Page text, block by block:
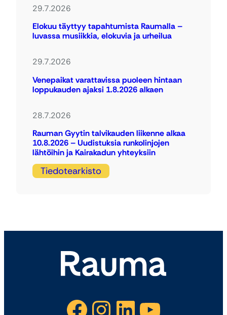
29.7.2026
Elokuu täyttyy tapahtumista Raumalla –
luvassa musiikkia, elokuvia ja urheilua
29.7.2026
Venepaikat varattavissa puoleen hintaan
loppukauden ajaksi 1.8.2026 alkaen
28.7.2026
Rauman Gyytin talvikauden liikenne alkaa
10.8.2026 – Uudistuksia runkolinjojen
lähtöihin ja Kairakadun yhteyksiin
Tiedotearkisto
Facebook Instagram LinkedIn YouTube